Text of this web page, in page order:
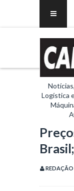
Logística
REDAÇÃO